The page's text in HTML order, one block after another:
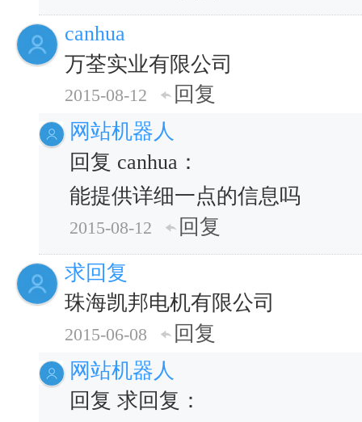
canhua
万荃实业有限公司
2015-08-12
回复
网站机器人
回复 canhua：
能提供详细一点的信息吗
2015-08-12
回复
求回复
珠海凯邦电机有限公司
2015-06-08
回复
网站机器人
回复 求回复：